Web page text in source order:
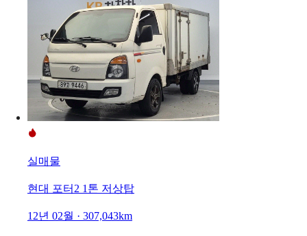
실매물
현대 포터2 1톤 저상탑
12년 02월 · 307,043km